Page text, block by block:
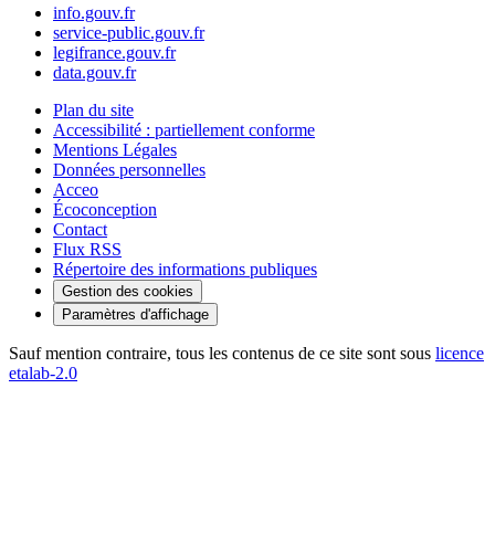
info.gouv.fr
service-public.gouv.fr
legifrance.gouv.fr
data.gouv.fr
Plan du site
Accessibilité : partiellement conforme
Mentions Légales
Données personnelles
Acceo
Écoconception
Contact
Flux RSS
Répertoire des informations publiques
Gestion des cookies
Paramètres d'affichage
Sauf mention contraire, tous les contenus de ce site sont sous licence
etalab-2.0